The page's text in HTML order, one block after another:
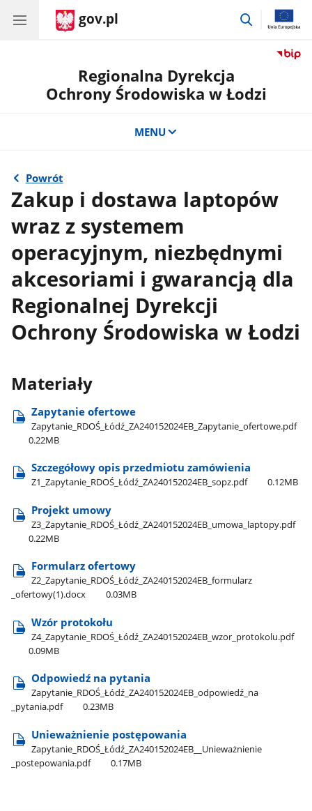
gov.pl
przejdź
Regionalna Dyrekcja
Ochrony Środowiska w Łodzi
MENU
Powrót
Zakup i dostawa laptopów
wraz z systemem
operacyjnym, niezbędnymi
akcesoriami i gwarancją dla
Regionalnej Dyrekcji
Ochrony Środowiska w Łodzi
Materiały
Zapytanie ofertowe
Zapytanie​_RDOŚ​_Łódź​_ZA240152024EB​_Zapytanie​_ofertowe.pdf
0.22MB
Szczegółowy opis przedmiotu zamówienia
Z1​_Zapytanie​_RDOŚ​_Łódź​_ZA240152024EB​_sopz.pdf 0.12MB
Projekt umowy
Z3​_Zapytanie​_RDOŚ​_Łódź​_ZA240152024EB​_umowa​_laptopy.pdf
0.22MB
Formularz ofertowy
Z2​_Zapytanie​_RDOŚ​_Łódź​_ZA240152024EB​_formularz​
_ofertowy(1).docx
0.03MB
Wzór protokołu
Z4​_Zapytanie​_RDOŚ​_Łódź​_ZA240152024EB​_wzor​_protokolu.pdf
0.09MB
Odpowiedź na pytania
Zapytanie​_RDOŚ​_Łódź​_ZA240152024EB​_odpowiedź​_na​
_pytania.pdf
0.23MB
Unieważnienie postępowania
Zapytanie​_RDOŚ​_Łódź​_ZA240152024EB​_​_Unieważnienie​
_postepowania.pdf
0.17MB